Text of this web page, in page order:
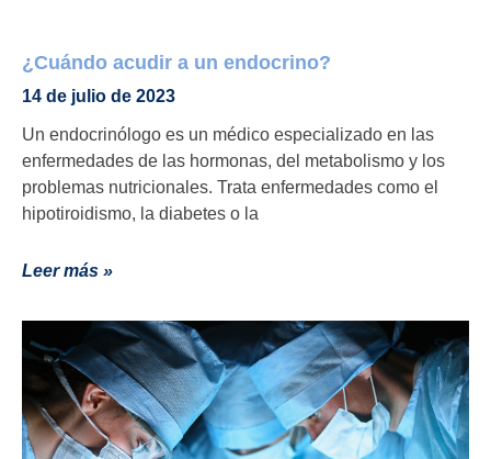
¿Cuándo acudir a un endocrino?
14 de julio de 2023
Un endocrinólogo es un médico especializado en las
enfermedades de las hormonas, del metabolismo y los
problemas nutricionales. Trata enfermedades como el
hipotiroidismo, la diabetes o la
Leer más »